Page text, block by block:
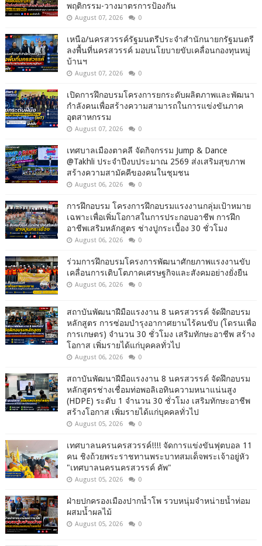
พฤติกรรม-วางมาตรการป้องกัน
August 07, 2026 0
เหนือ/นครสวรรค์รัฐมนตรีประจำสำนักนายกรัฐมนตรี
ลงพื้นที่นครสวรรค์ มอบนโยบายขับเคลื่อนกองทุนหมู่
บ้านฯ
August 07, 2026 0
เปิดการฝึกอบรมโครงการยกระดับผลิตภาพและพัฒนา
กำลังคนเพื่อสร้างความสามารถในการแข่งขันภาค
อุตสาหกรรม
August 07, 2026 0
เทศบาลเมืองตาคลี จัดกิจกรรม Jump & Dance
@Takhli ประจำปีงบประมาณ 2569 ส่งเสริมสุขภาพ
สร้างความสามัคคีของคนในชุมชน
August 06, 2026 0
การฝึกอบรม โครงการฝึกอบรมแรงงานกลุ่มเป้าหมาย
เฉพาะเพื่อเพิ่มโอกาสในการประกอบอาชีพ การฝึก
อาชีพเสริมหลักสูตร ช่างปูกระเบื้อง 30 ชั่วโมง
August 06, 2026 0
ร่วมการฝึกอบรมโครงการพัฒนาศักยภาพแรงงานขับ
เคลื่อนการเติบโตภาคเศรษฐกิจและสังคมอย่างยั่งยืน
August 06, 2026 0
สถาบันพัฒนาฝีมือแรงงาน 8 นครสวรรค์ จัดฝึกอบรม
หลักสูตร การซ่อมบำรุงอากาศยานไร้คนขับ (โดรนเพื่อ
การเกษตร) จำนวน 30 ชั่วโมง เสริมทักษะอาชีพ สร้าง
โอกาส เพิ่มรายได้แก่บุคคลทั่วไป
August 06, 2026 0
สถาบันพัฒนาฝีมือแรงงาน 8 นครสวรรค์ จัดฝึกอบรม
หลักสูตรช่างเชื่อมท่อพอลิเอทินความหนาแน่นสูง
(HDPE) ระดับ 1 จำนวน 30 ชั่วโมง เสริมทักษะอาชีพ
สร้างโอกาส เพิ่มรายได้แก่บุคคลทั่วไป
August 05, 2026 0
เทศบาลนครนครสวรรค์!!!! จัดการแข่งขันฟุตบอล 11
คน ชิงถ้วยพระราชทานพระบาทสมเด็จพระเจ้าอยู่หัว
"เทศบาลนครนครสวรรค์ คัพ"
August 05, 2026 0
ฝ่ายปกครองเมืองปากน้ำโพ รวบหนุ่มจำหน่ายน้ำท่อม
ผสมน้ำผลไม้
August 05, 2026 0